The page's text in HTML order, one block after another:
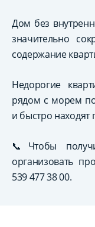
Дом без
значительно
содержание
Недорогие
рядом с морем
и быстро находят
📞Чтобы
организовать
539 477 38 00.